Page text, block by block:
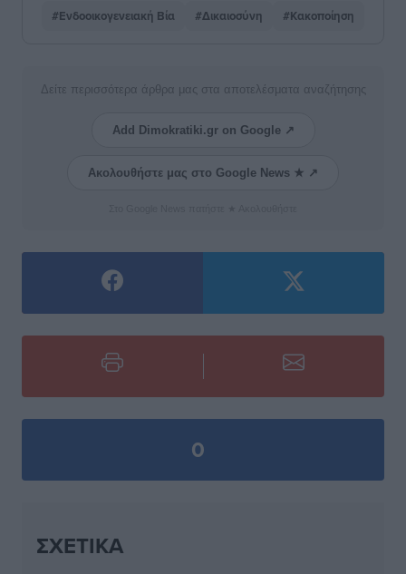
#Ενδοοικογενειακή Βία #Δικαιοσύνη #Κακοποίηση
Δείτε περισσότερα άρθρα μας στα αποτελέσματα αναζήτησης
Add Dimokratiki.gr on Google ↗
Ακολουθήστε μας στο Google News ★ ↗
0
ΣΧΕΤΙΚΆ